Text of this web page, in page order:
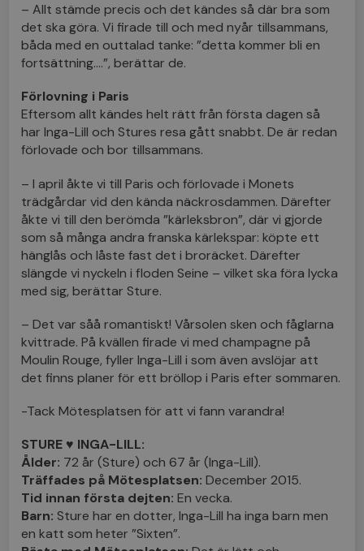
– Allt stämde precis och det kändes så där bra som
det ska göra. Vi firade till och med nyår tillsammans,
båda med en outtalad tanke: ”detta kommer bli en
fortsättning….”, berättar de.
Förlovning i Paris
Eftersom allt kändes helt rätt från första dagen så
har Inga-Lill och Stures resa gått snabbt. De är redan
förlovade och bor tillsammans.
– I april åkte vi till Paris och förlovade i Monets
trädgårdar vid den kända näckrosdammen. Därefter
åkte vi till den berömda ”kärleksbron”, där vi gjorde
som så många andra franska kärlekspar: köpte ett
hänglås och låste fast det i broräcket. Därefter
slängde vi nyckeln i floden Seine – vilket ska föra lycka
med sig, berättar Sture.
– Det var såå romantiskt! Vårsolen sken och fåglarna
kvittrade. På kvällen firade vi med champagne på
Moulin Rouge, fyller Inga-Lill i som även avslöjar att
det finns planer för ett bröllop i Paris efter sommaren.
-Tack Mötesplatsen för att vi fann varandra!
STURE ♥ INGA-LILL:
Ålder: 72 år (Sture) och 67 år (Inga-Lill).
Träffades på Mötesplatsen: December 2015.
Tid innan första dejten: En vecka.
Barn: Sture har en dotter, Inga-Lill ha inga barn men
en katt som heter ”Sixten”.